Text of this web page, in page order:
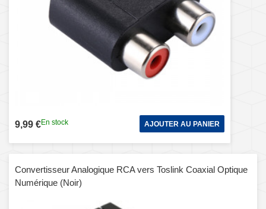
9,99 €En stock AJOUTER AU PANIER
Convertisseur Analogique RCA vers Toslink Coaxial Optique
Numérique (Noir)